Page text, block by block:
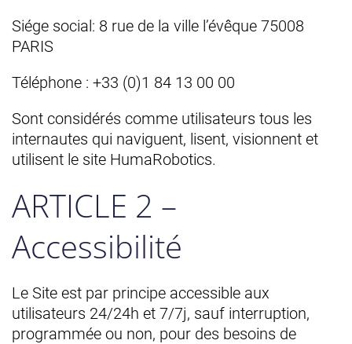
Siége social: 8 rue de la ville l’évêque 75008
PARIS
Téléphone : +33 (0)1 84 13 00 00
Sont considérés comme utilisateurs tous les
internautes qui naviguent, lisent, visionnent et
utilisent le site HumaRobotics.
ARTICLE 2 –
Accessibilité
Le Site est par principe accessible aux
utilisateurs 24/24h et 7/7j, sauf interruption,
programmée ou non, pour des besoins de